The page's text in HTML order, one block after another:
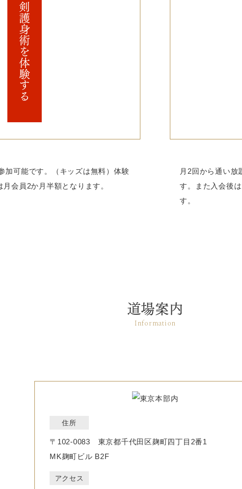
剣護身術を体験する
加可能です。（キッズは無料）体験
会員2か月半額となります。
月2回から通い放
す。また入会後
す。
道場案内
Information
住所
〒102-0083 東京都千代田区麹町四丁目2番1
MK麹町ビル B2F
アクセス